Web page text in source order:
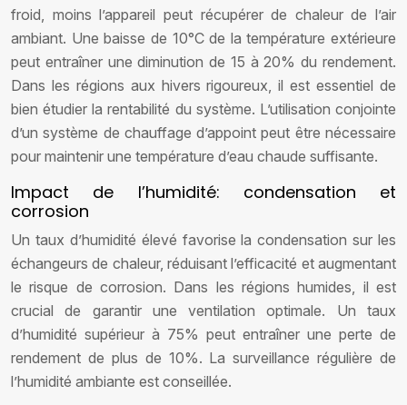
froid, moins l’appareil peut récupérer de chaleur de l’air
ambiant. Une baisse de 10°C de la température extérieure
peut entraîner une diminution de 15 à 20% du rendement.
Dans les régions aux hivers rigoureux, il est essentiel de
bien étudier la rentabilité du système. L’utilisation conjointe
d’un système de chauffage d’appoint peut être nécessaire
pour maintenir une température d’eau chaude suffisante.
Impact de l’humidité: condensation et
corrosion
Un taux d’humidité élevé favorise la condensation sur les
échangeurs de chaleur, réduisant l’efficacité et augmentant
le risque de corrosion. Dans les régions humides, il est
crucial de garantir une ventilation optimale. Un taux
d’humidité supérieur à 75% peut entraîner une perte de
rendement de plus de 10%. La surveillance régulière de
l’humidité ambiante est conseillée.